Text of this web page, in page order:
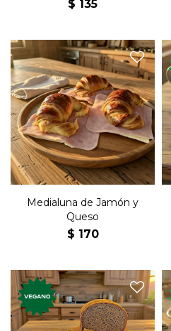
$ 135
Medialuna grande rellena de
jamón, queso y manteca.
Medialuna de Jamón y
Queso
$ 170